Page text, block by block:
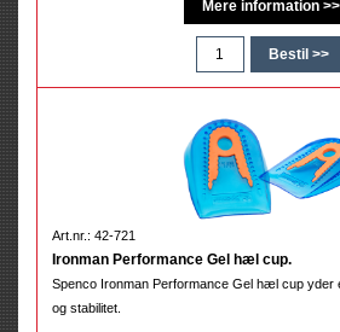
Art.nr.: 42-721
Ironman Performance Gel hæl cup.
Spenco Ironman Performance Gel hæl cup yder
og stabilitet.